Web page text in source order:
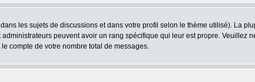
les sujets de discussions et dans votre profil selon le thème utilisé). La
peuvent avoir un rang spécifique qui leur est propre. Veuillez
compte de votre nombre total de messages.